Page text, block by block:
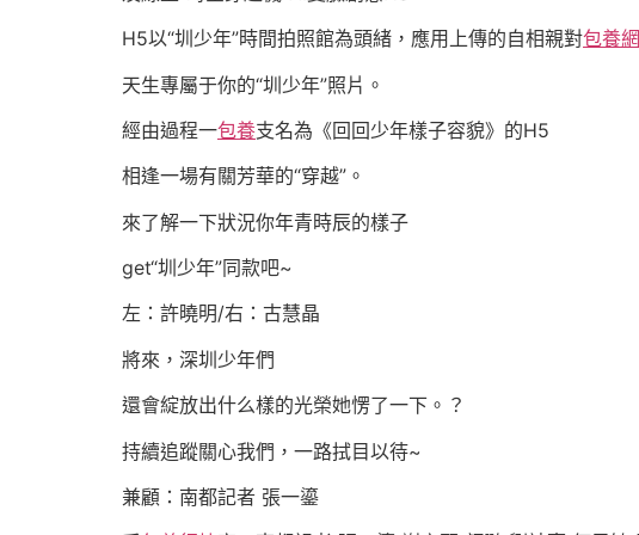
H5以“圳少年”時間拍照館為頭緒，應用上傳的自相親對包養網
天生專屬于你的“圳少年”照片。
經由過程一包養支名為《回回少年樣子容貌》的H5
相逢一場有關芳華的“穿越”。
來了解一下狀況你年青時辰的樣子
get“圳少年”同款吧~
左：許曉明/右：古慧晶
將來，深圳少年們
還會綻放出什么樣的光榮她愣了一下。？
持續追蹤關心我們，一路拭目以待~
兼顧：南都記者 張一鎏